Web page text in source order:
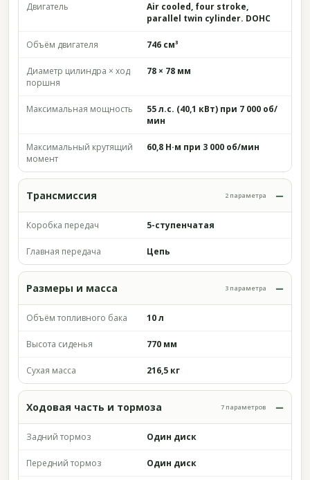
Двигатель
Air cooled, four stroke,
parallel twin cylinder. DOHC
Объём двигателя 746 см³
Диаметр цилиндра × ход
поршня
78 × 78 мм
Максимальная мощность
55 л.с. (40,1 кВт) при 7 000 об/
мин
Максимальный крутящий
момент
60,8 Н·м при 3 000 об/мин
Трансмиссия 2 параметра
Коробка передач 5-ступенчатая
Главная передача Цепь
Размеры и масса 3 параметра
Объём топливного бака 10 л
Высота сиденья 770 мм
Сухая масса 216,5 кг
Ходовая часть и тормоза 7 параметров
Задний тормоз Один диск
Передний тормоз Один диск